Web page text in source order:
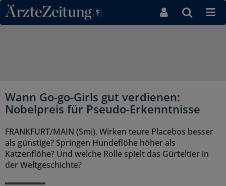
Direkt zum Inhaltsbereich
Wann Go-go-Girls gut verdienen:
Nobelpreis für Pseudo-Erkenntnisse
FRANKFURT/MAIN (Smi). Wirken teure Placebos besser
als günstige? Springen Hundeflöhe höher als
Katzenflöhe? Und welche Rolle spielt das Gürteltier in
der Weltgeschichte?